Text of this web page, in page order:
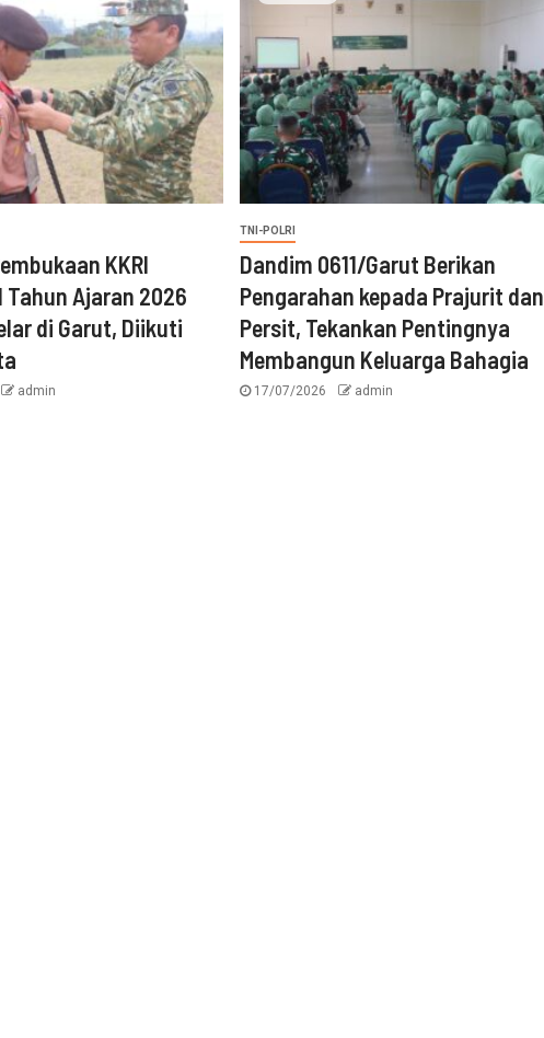
KKRI
Tahun Ajaran 2026
di Garut, Diikuti
admin
TNI-POLRI
‎Dandim 0611/Garut Berikan
Pengarahan kepada Prajurit dan
Persit, Tekankan Pentingnya
Membangun Keluarga Bahagia
17/07/2026 admin